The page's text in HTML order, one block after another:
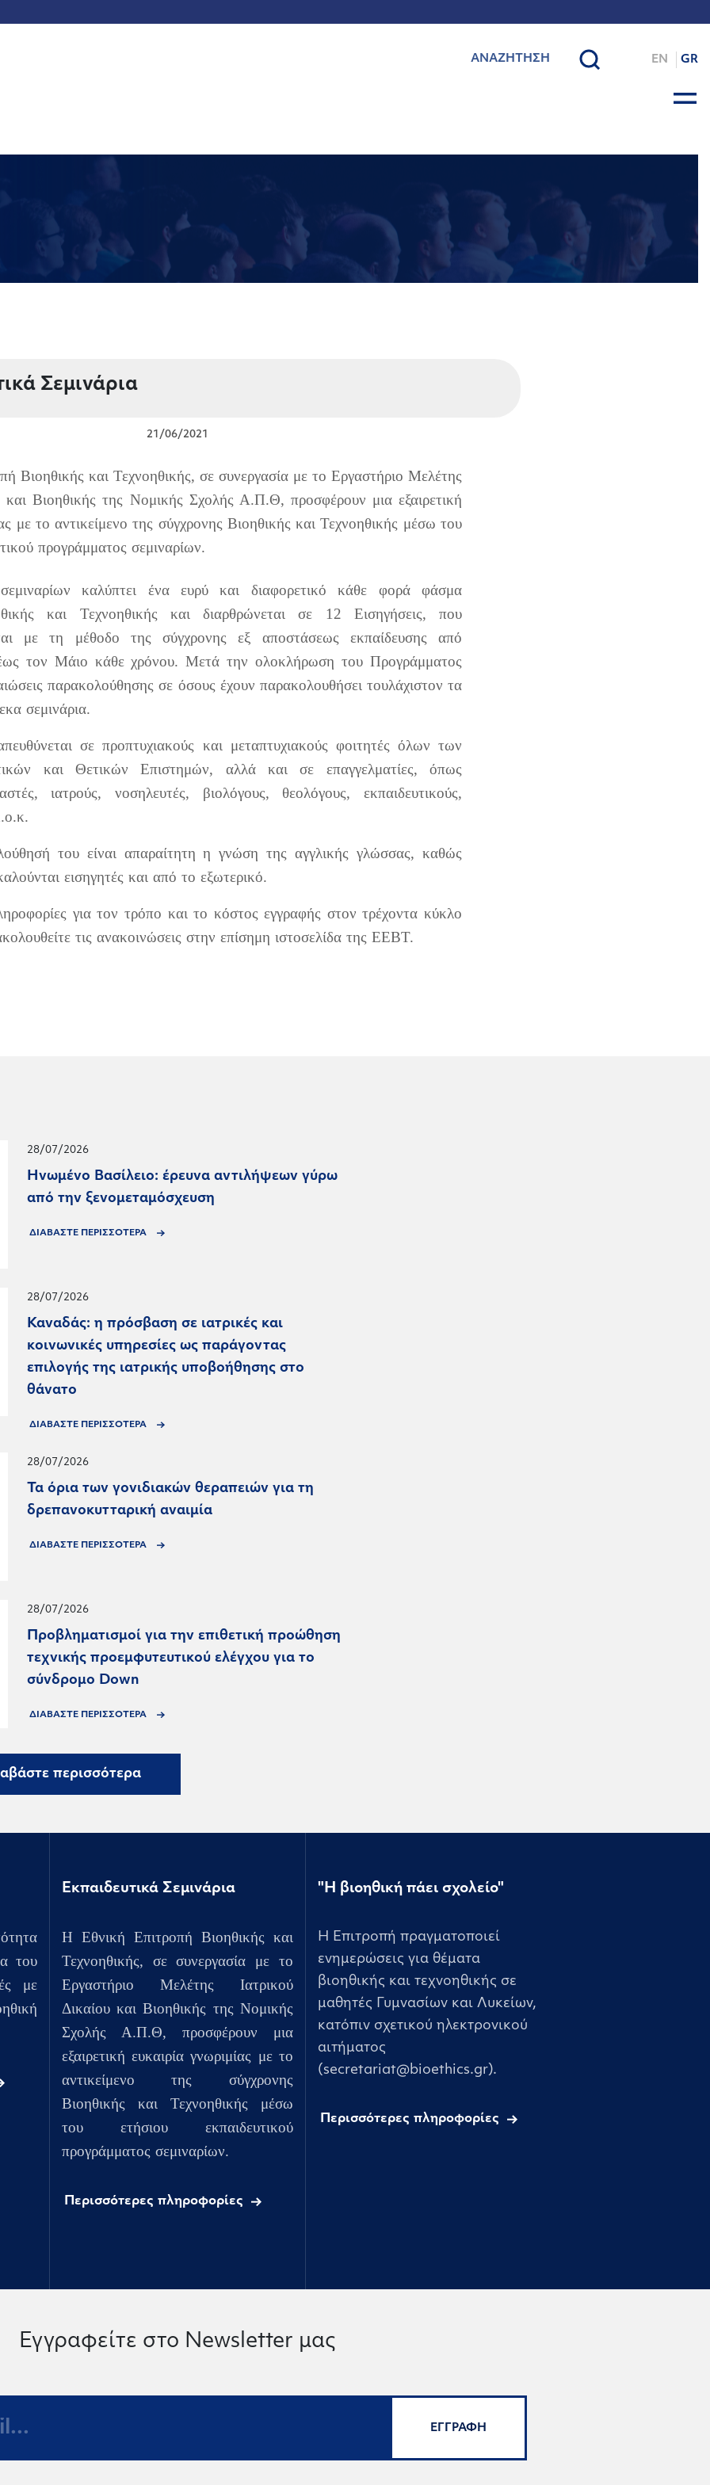
EN GR
Σεμινάρια
21/06/2021
Βιοηθικής και Τεχνοηθικής, σε συνεργασία με το Εργαστήριο Μελέτης
και Βιοηθικής της Νομικής Σχολής Α.Π.Θ, προσφέρουν μια εξαιρετική
με το αντικείμενο της σύγχρονης Βιοηθικής και Τεχνοηθικής μέσω του
προγράμματος σεμιναρίων.
καλύπτει ένα ευρύ και διαφορετικό κάθε φορά φάσμα
και Τεχνοηθικής και διαρθρώνεται σε 12 Εισηγήσεις, που
με τη μέθοδο της σύγχρονης εξ αποστάσεως εκπαίδευσης από
τον Μάιο κάθε χρόνου. Μετά την ολοκλήρωση του Προγράμματος
παρακολούθησης σε όσους έχουν παρακολουθήσει τουλάχιστον τα
σεμινάρια.
σε προπτυχιακούς και μεταπτυχιακούς φοιτητές όλων των
και Θετικών Επιστημών, αλλά και σε επαγγελματίες, όπως
ιατρούς, νοσηλευτές, βιολόγους, θεολόγους, εκπαιδευτικούς,
του είναι απαραίτητη η γνώση της αγγλικής γλώσσας, καθώς
εισηγητές και από το εξωτερικό.
για τον τρόπο και το κόστος εγγραφής στον τρέχοντα κύκλο
τις ανακοινώσεις στην επίσημη ιστοσελίδα της ΕΕΒΤ.
28/07/2026
Ηνωμένο Βασίλειο: έρευνα αντιλήψεων γύρω
από την ξενομεταμόσχευση
ΔΙΑΒΑΣΤΕ ΠΕΡΙΣΣΟΤΕΡΑ
28/07/2026
Καναδάς: η πρόσβαση σε ιατρικές και
κοινωνικές υπηρεσίες ως παράγοντας
επιλογής της ιατρικής υποβοήθησης στο
θάνατο
ΔΙΑΒΑΣΤΕ ΠΕΡΙΣΣΟΤΕΡΑ
28/07/2026
Τα όρια των γονιδιακών θεραπειών για τη
δρεπανοκυτταρική αναιμία
ΔΙΑΒΑΣΤΕ ΠΕΡΙΣΣΟΤΕΡΑ
28/07/2026
Προβληματισμοί για την επιθετική προώθηση
τεχνικής προεμφυτευτικού ελέγχου για το
σύνδρομο Down
ΔΙΑΒΑΣΤΕ ΠΕΡΙΣΣΟΤΕΡΑ
περισσότερα
του
με
Εκπαιδευτικά Σεμινάρια
H Εθνική Επιτροπή Βιοηθικής και
Τεχνοηθικής, σε συνεργασία με το
Εργαστήριο Μελέτης Ιατρικού
Δικαίου και Βιοηθικής της Νομικής
Σχολής Α.Π.Θ, προσφέρουν μια
εξαιρετική ευκαιρία γνωριμίας με το
αντικείμενο της σύγχρονης
Βιοηθικής και Τεχνοηθικής μέσω
του ετήσιου
εκπαιδευτικού
προγράμματος σεμιναρίων.
Περισσότερες πληροφορίες
"Η βιοηθική πάει σχολείο"
Η Επιτροπή πραγματοποιεί
ενημερώσεις για θέματα
βιοηθικής και τεχνοηθικής σε
μαθητές Γυμνασίων και Λυκείων,
κατόπιν σχετικού ηλεκτρονικού
αιτήματος
(secretariat@bioethics.gr).
Περισσότερες πληροφορίες
Εγγραφείτε στο Newsletter μας
ΕΓΓΡΑΦΗ